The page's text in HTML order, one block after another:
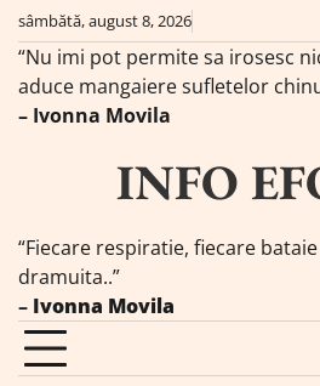
Skip
content
sâmbătă, august 8, 2026
“Nu imi pot permite sa irosesc
aduce mangaiere sufletelor
– Ivonna Movila
INFO
“Fiecare respiratie, fiecare
dramuita..”
– Ivonna Movila